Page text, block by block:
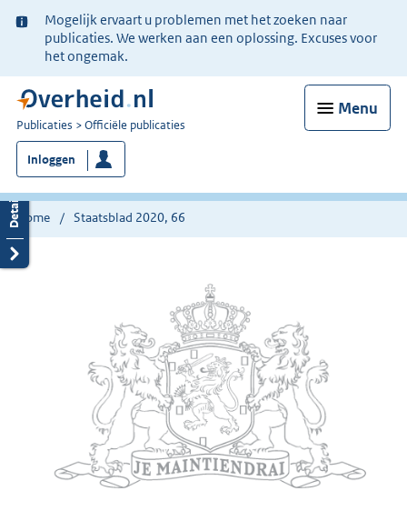
Ter
informatie:
Mogelijk ervaart u problemen met het zoeken naar
publicaties. We werken aan een oplossing. Excuses voor
het ongemak.
Menu
U
bent
nu
hier:
Publicaties Officiële publicaties
Inloggen
Home Staatsblad 2020, 66